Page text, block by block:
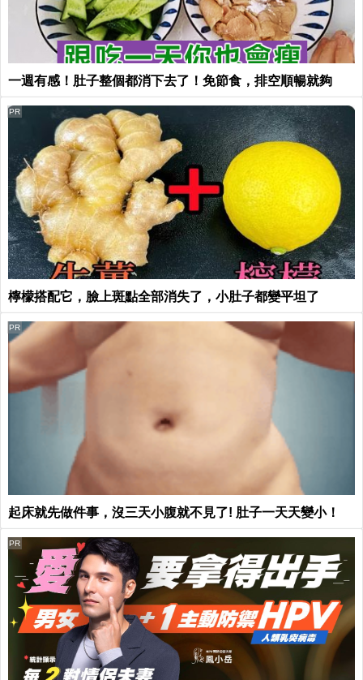
一週有感！肚子整個都消下去了！免節食，排空順暢就夠
檸檬搭配它，臉上斑點全部消失了，小肚子都變平坦了
PR
起床就先做件事，沒三天小腹就不見了! 肚子一天天變小！
PR
PR